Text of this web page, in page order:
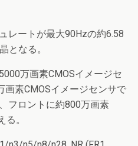
レートが最大90Hzの約6.58
となる。
万画素CMOSイメージセ
画素CMOSイメージセンサで
フロントに約800万画素
。